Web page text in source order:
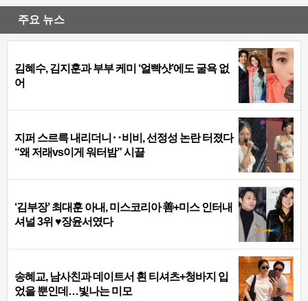
주요 뉴스
김혜수, 김지훈과 부부 케미 ‘얼빡샷’에도 굴욕 없
어
지퍼 스르륵 내리더니‥비비, 선정성 논란 터졌다
“왜 저래vs이게 워터밤” 시끌
‘김부장’ 최대훈 아내, 미스코리아 善+미스 인터내
셔널 3위 ♥장윤서였다
송혜교, 남사친과 데이트서 흰 티셔츠+청바지 입
었을 뿐인데…빛나는 미모